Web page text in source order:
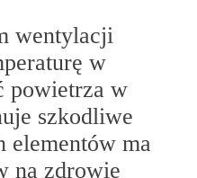
wentylacji
w
powietrza w
szkodliwe
elementów ma
na zdrowie